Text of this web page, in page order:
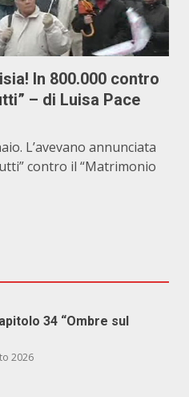
In 800.000 contro
– di Luisa Pace
L’avevano annunciata
contro il “Matrimonio
34 “Ombre sul
2026